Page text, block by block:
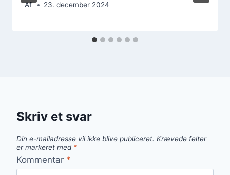
Af 23. december 2024
Skriv et svar
Din e-mailadresse vil ikke blive publiceret. Krævede felter
er markeret med *
Kommentar *